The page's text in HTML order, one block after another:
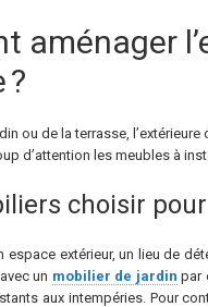
aménager
?
ou de la terrasse,
d’attention les meubles à
choisir
espace extérieur, un lieu de
un mobilier de jardin par
aux intempéries. Pour